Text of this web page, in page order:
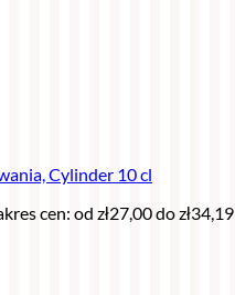
Cylinder 10 cl
cen: od zł27,00 do zł34,19